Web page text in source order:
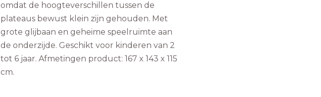
omdat de hoogteverschillen tussen de
plateaus bewust klein zijn gehouden. Met
grote glijbaan en geheime speelruimte aan
de onderzijde. Geschikt voor kinderen van 2
tot 6 jaar. Afmetingen product: 167 x 143 x 115
cm.